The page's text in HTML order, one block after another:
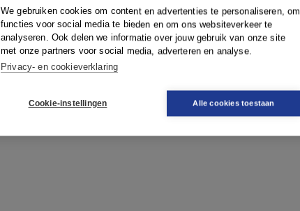
We gebruiken cookies om content en advertenties te personaliseren, om
functies voor social media te bieden en om ons websiteverkeer te
analyseren. Ook delen we informatie over jouw gebruik van onze site
met onze partners voor social media, adverteren en analyse.
Privacy- en cookieverklaring
Cookie-instellingen Alle cookies toestaan